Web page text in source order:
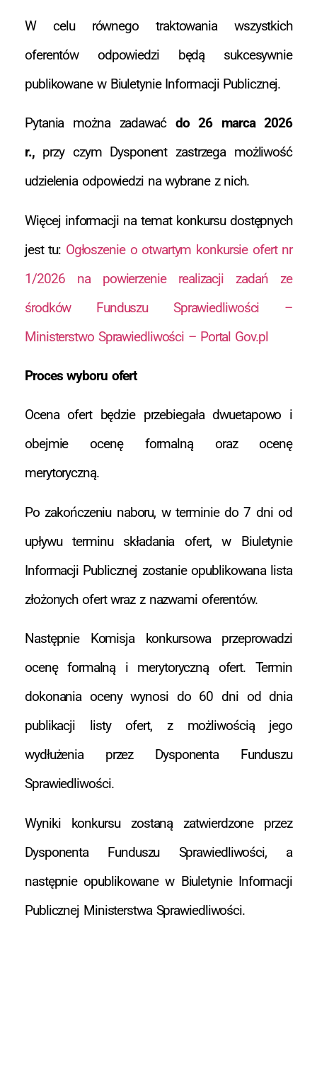
W celu równego traktowania wszystkich
oferentów odpowiedzi będą sukcesywnie
publikowane w Biuletynie Informacji Publicznej.
Pytania można zadawać do 26 marca 2026
r.,przy czym Dysponent zastrzega możliwość
udzielenia odpowiedzi na wybrane z nich.
Więcej informacji na temat konkursu dostępnych
jest tu: Ogłoszenie o otwartym konkursie ofert nr
1/2026 na powierzenie realizacji zadań ze
środków Funduszu Sprawiedliwości –
Ministerstwo Sprawiedliwości – Portal Gov.pl
Proces wyboru ofert
Ocena ofert będzie przebiegała dwuetapowo i
obejmie ocenę formalną oraz ocenę
merytoryczną.
Po zakończeniu naboru, w terminie do 7 dni od
upływu terminu składania ofert, w Biuletynie
Informacji Publicznej zostanie opublikowana lista
złożonych ofert wraz z nazwami oferentów.
Następnie Komisja konkursowa przeprowadzi
ocenę formalną i merytoryczną ofert. Termin
dokonania oceny wynosi do 60 dni od dnia
publikacji listy ofert, z możliwością jego
wydłużenia przez Dysponenta Funduszu
Sprawiedliwości.
Wyniki konkursu zostaną zatwierdzone przez
Dysponenta Funduszu Sprawiedliwości, a
następnie opublikowane w Biuletynie Informacji
Publicznej Ministerstwa Sprawiedliwości.